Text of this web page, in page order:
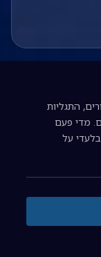
התגליות
מדי פעם
על